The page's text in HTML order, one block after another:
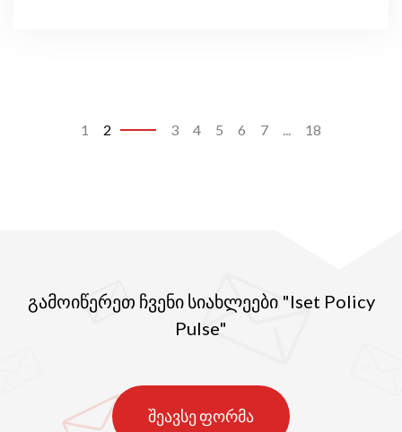
1 2 3 4 5 6 7 ... 18
გამოიწერეთ ჩვენი სიახლეები "Iset Policy
Pulse"
შეავსე ფორმა